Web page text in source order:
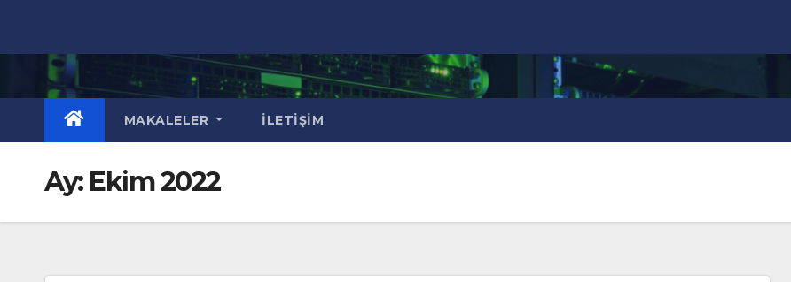
MAKALELER İLETIŞIM
Ay: Ekim 2022